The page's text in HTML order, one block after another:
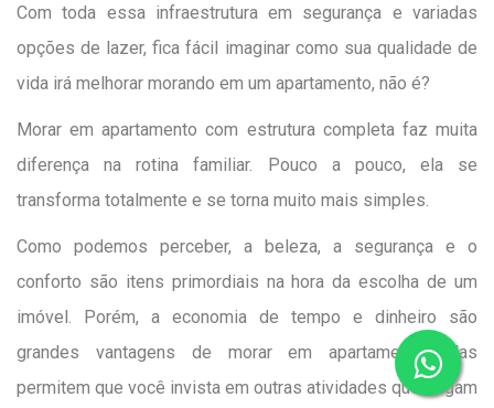
Com toda essa infraestrutura em segurança e variadas
opções de lazer, fica fácil imaginar como sua qualidade de
vida irá melhorar morando em um apartamento, não é?
Morar em apartamento com estrutura completa faz muita
diferença na rotina familiar. Pouco a pouco, ela se
transforma totalmente e se torna muito mais simples.
Como podemos perceber, a beleza, a segurança e o
conforto são itens primordiais na hora da escolha de um
imóvel. Porém, a economia de tempo e dinheiro são
grandes vantagens de morar em apartamento. Elas
permitem que você invista em outras atividades que tragam